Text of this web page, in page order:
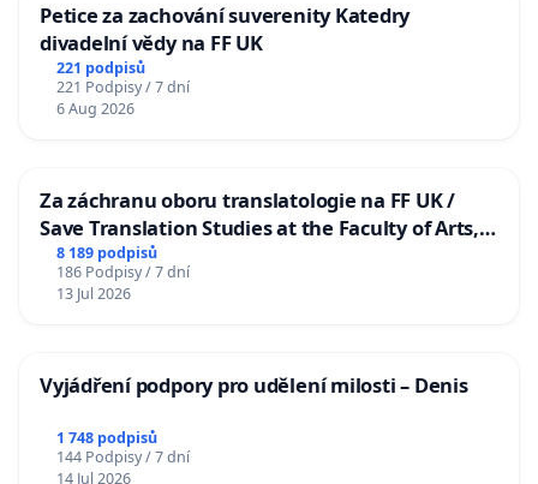
Petice za zachování suverenity Katedry
divadelní vědy na FF UK
221 podpisů
221 Podpisy / 7 dní
6 Aug 2026
Za záchranu oboru translatologie na FF UK /
Save Translation Studies at the Faculty of Arts,
Charles University
8 189 podpisů
186 Podpisy / 7 dní
13 Jul 2026
Vyjádření podpory pro udělení milosti – Denis
1 748 podpisů
144 Podpisy / 7 dní
14 Jul 2026